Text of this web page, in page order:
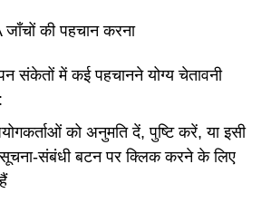
की पहचान करना
संकेतों में कई पहचानने योग्य चेतावनी
को अनुमति दें, पुष्टि करें, या इसी
संबंधी बटन पर क्लिक करने के लिए